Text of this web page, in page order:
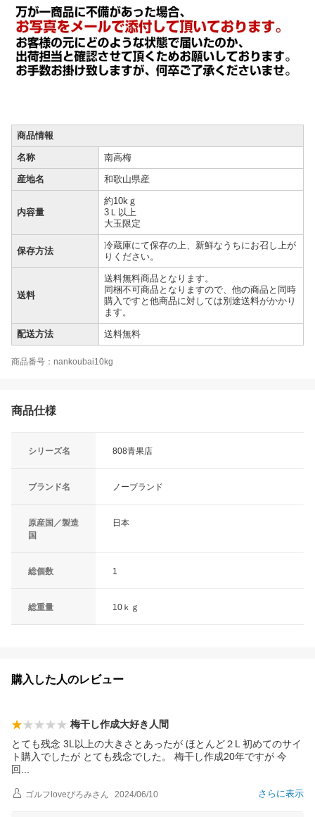
商品情報
名称 南高梅
産地名 和歌山県産
内容量
約10kｇ
3Ｌ以上
大玉限定
保存方法
冷蔵庫にて保存の上、新鮮なうちにお召し上が
りください。
送料
送料無料商品となります。
同梱不可商品となりますので、他の商品と同時
購入ですと他商品に対しては別途送料がかかり
ます。
配送方法 送料無料
商品番号：nankoubai10kg
商品仕様
シリーズ名 808青果店
ブランド名 ノーブランド
原産国／製造
国
日本
総個数 1
総重量 10ｋｇ
購入した人のレビュー
梅干し作成大好き人間
とても残念 3L以上の大きさとあったが ほとんど２L 初めてのサイ
ト購入でしたが とても残念でした。 梅干し作成20年ですが 今
回
さらに表示
ゴルフloveぴろみさん 2024/06/10